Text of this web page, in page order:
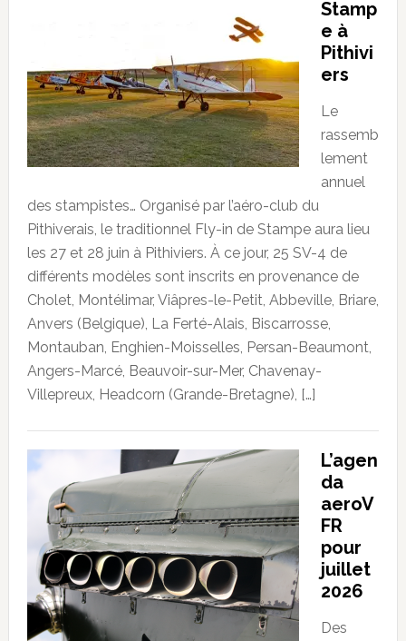
Stamp
e à
Pithivi
ers
Le
rassemb
lement
annuel
des stampistes… Organisé par l’aéro-club du
Pithiverais, le traditionnel Fly-in de Stampe aura lieu
les 27 et 28 juin à Pithiviers. À ce jour, 25 SV-4 de
différents modèles sont inscrits en provenance de
Cholet, Montélimar, Viâpres-le-Petit, Abbeville, Briare,
Anvers (Belgique), La Ferté-Alais, Biscarrosse,
Montauban, Enghien-Moisselles, Persan-Beaumont,
Angers-Marcé, Beauvoir-sur-Mer, Chavenay-
Villepreux, Headcorn (Grande-Bretagne), […]
L’agen
da
aeroV
FR
pour
juillet
2026
Des